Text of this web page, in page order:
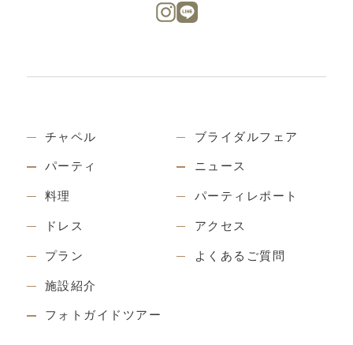
チャペル
パーティ
料理
ドレス
プラン
施設紹介
フォトガイドツアー
ブライダルフェア
ニュース
パーティレポート
アクセス
よくあるご質問